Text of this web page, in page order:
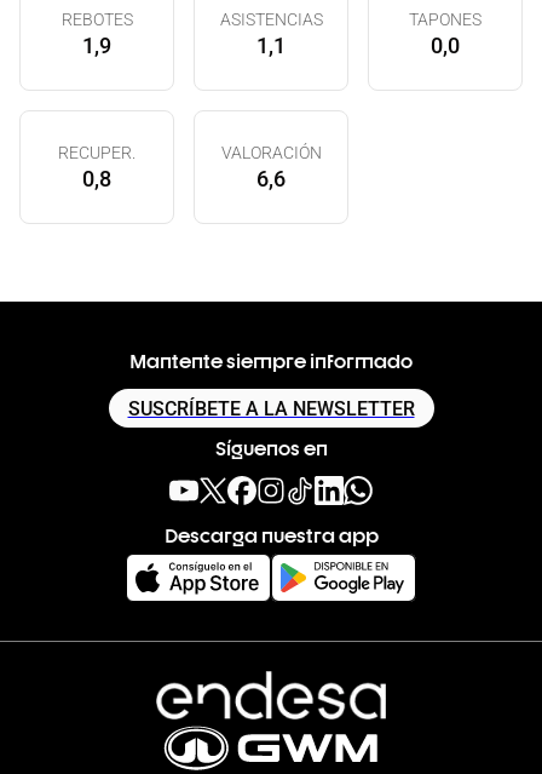
REBOTES
1,9
ASISTENCIAS
1,1
TAPONES
0,0
RECUPER.
0,8
VALORACIÓN
6,6
Mantente siempre informado
SUSCRÍBETE A LA NEWSLETTER
Síguenos en
Descarga nuestra app